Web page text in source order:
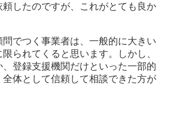
頼したのですが、これがとても良か
でつく事業者は、一般的に大きい
られてくると思います。しかし、
、登録支援機関だけといった一部的
体として信頼して相談できた方が